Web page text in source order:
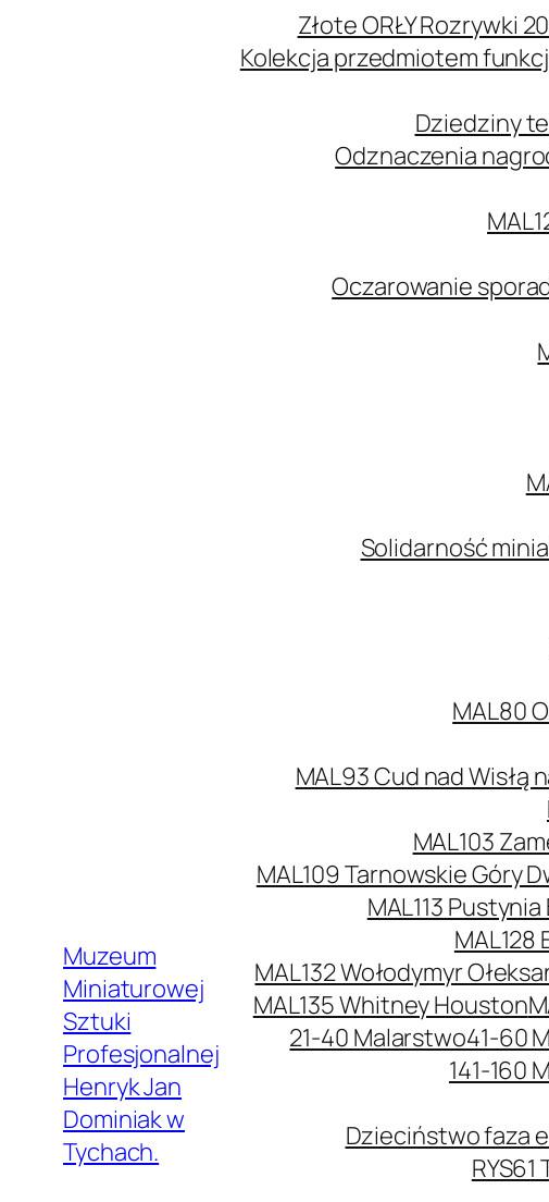
Muzeum
Miniaturowej
Sztuki
Profesjonalnej
Henryk Jan
Dominiak w
Tychach.
Złote ORŁY Rozrywki
Kolekcja przedmiotem
Dziedziny
Odznaczenia
Oczarowanie
Solidarność
MAL80
MAL93 Cud nad
MAL103
MAL109 Tarnowskie Góry
MAL113
MAL128
MAL132 Wołodymyr
MAL135 Whitney Houston
21-40 Malarstwo41-60
141-160
Dzieciństwo faza